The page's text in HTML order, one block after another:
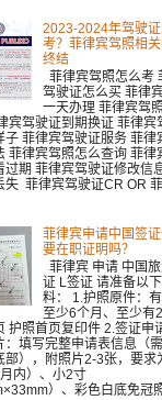
2023-2024年驾驶
考？菲律宾驾照相
终结
菲律宾驾照怎么考
驾驶证怎么买 菲律
一天办理 菲律宾驾
宾驾驶证到期换证 菲律宾
子 菲律宾驾驶证服务 菲律
菲律宾驾照怎么查询 菲律
过期 菲律宾驾驶证修改信
失 菲律宾驾驶证CR OR
菲律宾申请中国签
要在职证明吗？
菲律宾 申请 中国
证 L签证 请准备以
料： 1.护照原件：
至少6个月、至少有
护照首页复印件 2.签证申
：填写完整申请表信息（
部），附照片2-3张，要求
内）、小2寸
）、彩色白底免冠